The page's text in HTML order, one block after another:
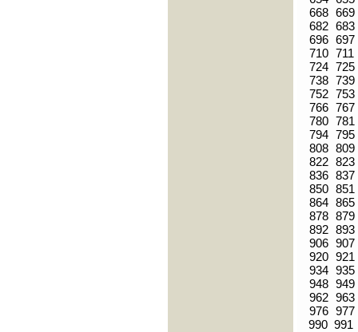
668 669
682 683
696 697
710 711
724 725
738 739
752 753
766 767
780 781
794 795
808 809
822 823
836 837
850 851
864 865
878 879
892 893
906 907
920 921
934 935
948 949
962 963
976 977
990 991